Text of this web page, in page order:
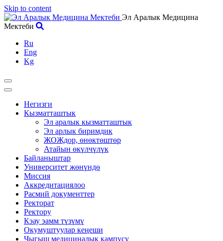
Skip to content
Эл Аралык Медицина
Мектеби
Ru
Eng
Kg
Негизги
Кызматташтык
Эл аралык кызматташтык
Эл арлык биримдик
ЖОЖдор, өнөктөштөр
Атайын өкүлчүлүк
Байланыштар
Университет жөнүндө
Миссия
Аккредитациялоо
Расмий документтер
Ректорат
Ректору
Кэау эамм түзүмү
Окумуштуулар кеңеши
Чыгыш медициналык кампусу